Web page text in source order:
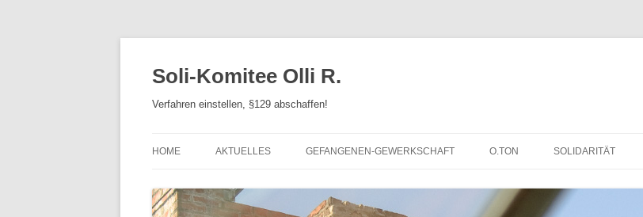
Soli-Komitee Olli R.
Verfahren einstellen, §129 abschaffen!
HOME AKTUELLES GEFANGENEN-GEWERKSCHAFT O.TON SOLIDARITÄT